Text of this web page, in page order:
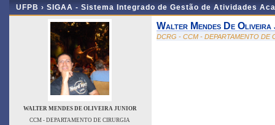
UFPB › SIGAA - Sistema Integrado de Gestão de Atividades
WALTER MENDES DE OLIVEIRA JUNIOR
CCM - DEPARTAMENTO DE CIRURGIA
Walter Mendes De Oliveira
DCRG - CCM - DEPARTAMENTO DE